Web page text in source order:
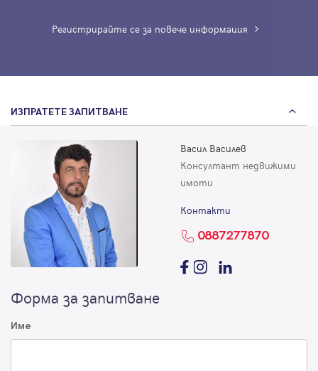
Регистрирайте се за повече информация
ИЗПРАТЕТЕ ЗАПИТВАНЕ
Васил Василев
Консултант недвижими
имоти
Контакти
0887277870
Форма за запитване
Име